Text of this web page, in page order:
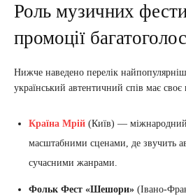
Роль музичних
промоції
Нижче наведено перелік
український автентичний спів має своє
Країна Мрій (Київ) — міжнародний
масштабними сценами, де звучить
сучасними жанрами.
Фольк Фест «Шешори» (Івано-